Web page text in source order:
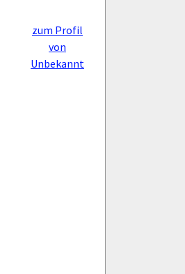
zum Profil
von
Unbekannt